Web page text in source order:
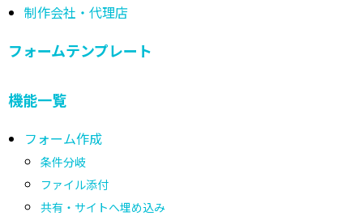
制作会社・代理店
フォームテンプレート
機能一覧
フォーム作成
条件分岐
ファイル添付
共有・サイトへ埋め込み